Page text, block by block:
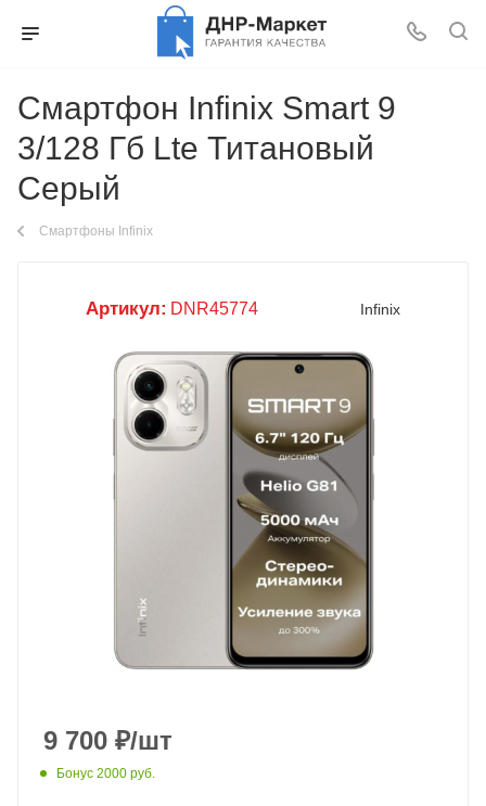
Смартфон Infinix Smart 9
3/128 Гб Lte Титановый
Серый
Смартфоны Infinix
Артикул: DNR45774 Infinix
9 700 ₽/шт
Бонус 2000 руб.